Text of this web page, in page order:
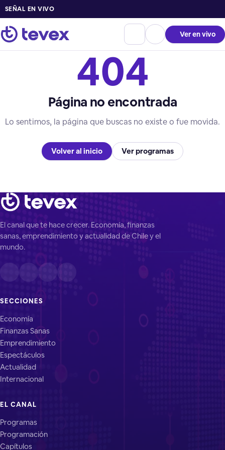
SEÑAL EN VIVO
Ver en vivo
404
Página no encontrada
Lo sentimos, la página que buscas no existe o fue movida.
Volver al inicio Ver programas
El canal que te hace crecer. Economía, finanzas
sanas, emprendimiento y actualidad de Chile y el
mundo.
SECCIONES
Economía
Finanzas Sanas
Emprendimiento
Espectáculos
Actualidad
Internacional
EL CANAL
Programas
Programación
Capítulos